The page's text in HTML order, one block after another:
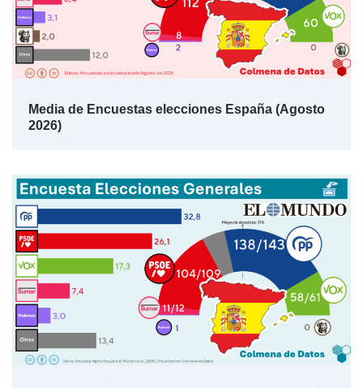
Media de Encuestas elecciones España (Agosto
2026)